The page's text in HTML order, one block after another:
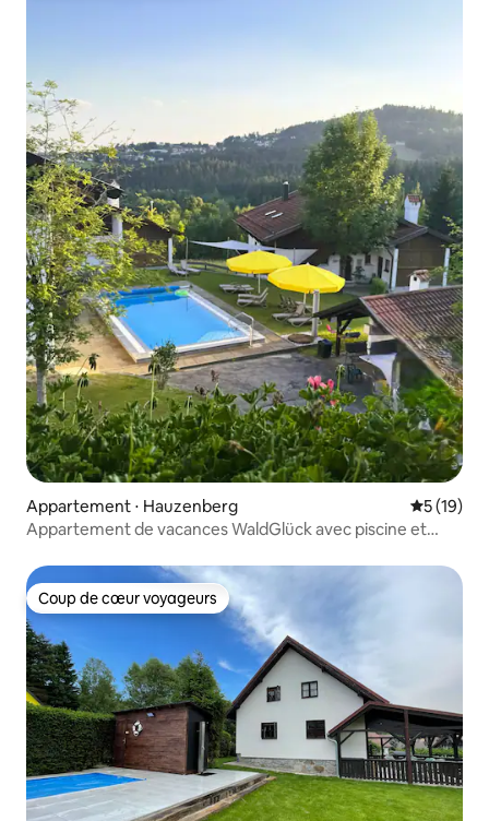
Appartement ⋅ Hauzenberg
5 (19)
Appartement de vacances WaldGlück avec piscine et
Coup de cœur voyageurs
Coup de cœur voyageurs